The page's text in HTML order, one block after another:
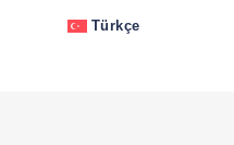
Türkçe